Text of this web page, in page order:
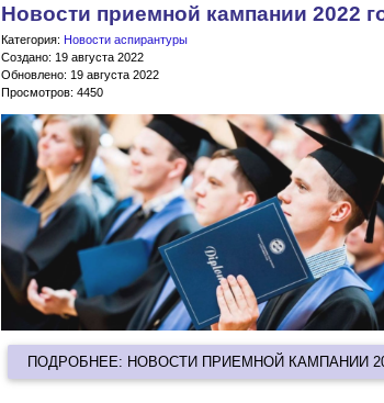
Новости приемной кампании 2022
Категория: Новости аспирантуры
Создано: 19 августа 2022
Обновлено: 19 августа 2022
Просмотров: 4450
ПОДРОБНЕЕ: НОВОСТИ ПРИЕМНОЙ КАМПАНИИ